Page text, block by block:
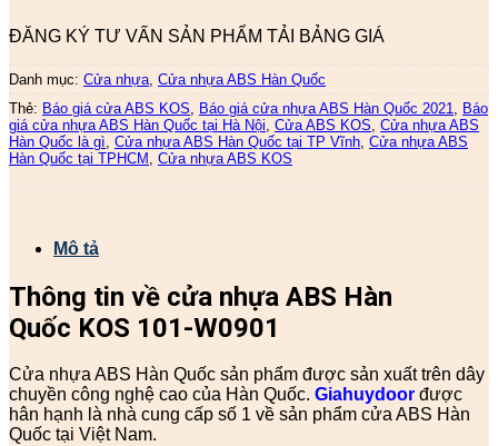
ĐĂNG KÝ TƯ VẤN SẢN PHẨM TẢI BẢNG GIÁ
Danh mục: Cửa nhựa Cửa nhựa ABS Hàn Quốc
Thẻ: Báo giá cửa ABS KOS Báo giá cửa nhựa ABS Hàn Quốc 2021
Báo
giá cửa nhựa ABS Hàn Quốc tại Hà Nội Cửa ABS KOS Cửa nhựa ABS
Hàn Quốc là gì Cửa nhựa ABS Hàn Quốc tại TP Vĩnh Cửa nhựa ABS
Hàn Quốc tại TPHCM
Cửa nhựa ABS KOS
Mô tả
Thông tin về cửa nhựa ABS Hàn
Quốc KOS 101-W0901
Cửa nhựa ABS Hàn Quốc sản phẩm được sản xuất trên dây
chuyền công nghệ cao của Hàn Quốc. Giahuydoor được
hân hạnh là nhà cung cấp số 1 về sản phẩm cửa ABS Hàn
Quốc tại Việt Nam.